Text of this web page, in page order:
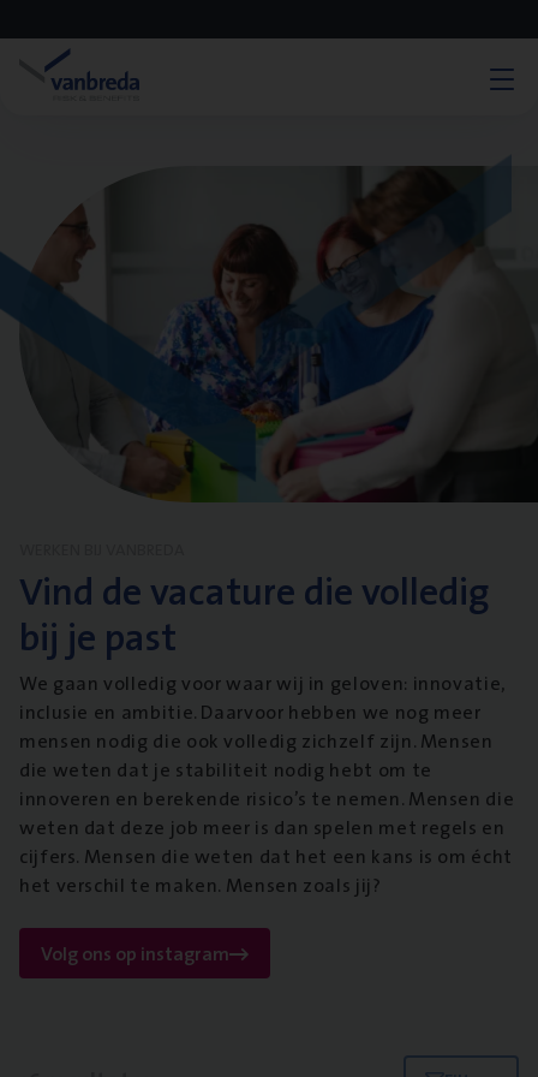
Vind de vacature die volledig
bij je past
We gaan volledig voor waar wij in geloven: innovatie,
inclusie en ambitie. Daarvoor hebben we nog meer
mensen nodig die ook volledig zichzelf zijn. Mensen
die weten dat je stabiliteit nodig hebt om te
innoveren en berekende risico’s te nemen. Mensen die
weten dat deze job meer is dan spelen met regels en
cijfers. Mensen die weten dat het een kans is om écht
het verschil te maken. Mensen zoals jij?
Volg ons op instagram